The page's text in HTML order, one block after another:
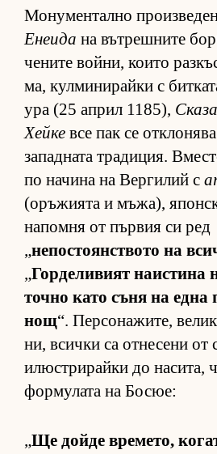
Мо­ну­мен­тално
Енеида на вът­реш­ните
че­ните вой­ни, ко­ито
ма, кул­ми­ни­райки с
ура (25 ап­рил 1185),
Хейке все пак се
за­пад­ната тра­ди­ция.
по на­чина на Вер­ги­лий с
(о­ръ­жи­ята и мъ­жа),
на­помня от пър­вия си ред
„не­пос­то­ян­с­т­вото на
„Гор­де­ли­вият на­ис­тина
точно като съня на една
нощ“. Пер­со­на­жи­те,
ни, всички са от­не­сени
илюс­т­ри­райки до на­си­та,
фор­му­лата на Бо­сюе:
„Ще дойде вре­ме­то,